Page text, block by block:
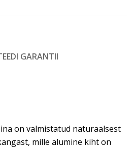
GARANTII
on valmistatud naturaalsest
mille alumine kiht on